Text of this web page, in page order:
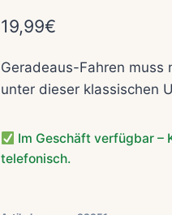
19,99€
Geradeaus-Fahren muss
unter dieser klassischen
Im Geschäft verfügbar –
telefonisch.